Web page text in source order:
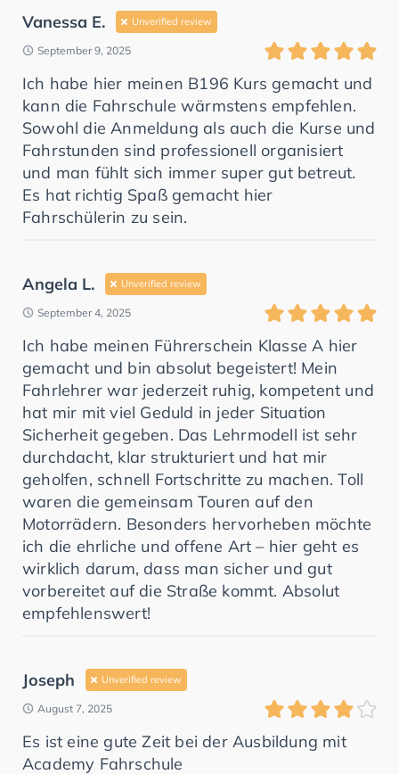
Vanessa E. Unverified review
September 9, 2025
Ich habe hier meinen B196 Kurs gemacht und
kann die Fahrschule wärmstens empfehlen.
Sowohl die Anmeldung als auch die Kurse und
Fahrstunden sind professionell organisiert
und man fühlt sich immer super gut betreut.
Es hat richtig Spaß gemacht hier
Fahrschülerin zu sein.
Angela L. Unverified review
September 4, 2025
Ich habe meinen Führerschein Klasse A hier
gemacht und bin absolut begeistert! Mein
Fahrlehrer war jederzeit ruhig, kompetent und
hat mir mit viel Geduld in jeder Situation
Sicherheit gegeben. Das Lehrmodell ist sehr
durchdacht, klar strukturiert und hat mir
geholfen, schnell Fortschritte zu machen. Toll
waren die gemeinsam Touren auf den
Motorrädern. Besonders hervorheben möchte
ich die ehrliche und offene Art – hier geht es
wirklich darum, dass man sicher und gut
vorbereitet auf die Straße kommt. Absolut
empfehlenswert!
Joseph Unverified review
August 7, 2025
Es ist eine gute Zeit bei der Ausbildung mit
Academy Fahrschule